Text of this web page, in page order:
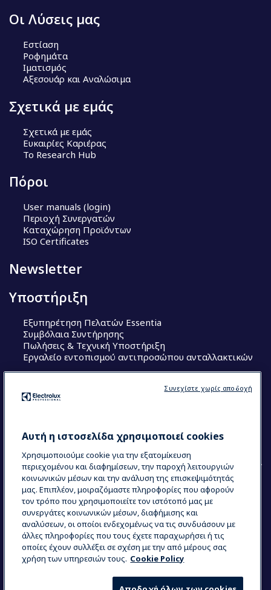
Οι Λύσεις μας
Εστίαση
Ροφημάτα
Ιματισμός
Αξεσουάρ και Αναλώσιμα
Σχετικά με εμάς
Σχετικά με εμάς
Ευκαιρίες Καριέρας
Το Research Hub
Πόροι
User manuals (login)
Περιοχή Συνεργατών
Καταχώρηση Προϊόντων
ISO Certificates
Newsletter
Υποστήριξη
Εξυπηρέτηση Πελατών Essentia
Συμβόλαια Συντήρησης
Πωλήσεις & Τεχνική Υποστήριξη
Εργαλείο εντοπισμού αντιπροσώπου ανταλλακτικών
Electrolux Professional Ακαδημία Chef
COUNTRY AND LANGUAGE
Η ΕΠΙΛΟΓΉ ΣΑΣ: ΕΛΛΗΝΙΚΆ
Data Privacy Statement
Cookie Policy
Όροι και προϋποθέσεις
Αυτή η ιστοσελίδα χρησιμοποιεί cookies
Χρησιμοποιούμε cookie για την εξατομίκευση
περιεχομένου και διαφημίσεων, την παροχή λειτουργιών
κοινωνικών μέσων και την ανάλυση της επισκεψιμότητάς
μας. Επιπλέον, μοιραζόμαστε πληροφορίες που αφορούν
τον τρόπο που χρησιμοποιείτε τον ιστότοπό μας με
συνεργάτες κοινωνικών μέσων, διαφήμισης και
αναλύσεων, οι οποίοι ενδεχομένως να τις συνδυάσουν με
άλλες πληροφορίες που τους έχετε παραχωρήσει ή τις
οποίες έχουν συλλέξει σε σχέση με την από μέρους σας
χρήση των υπηρεσιών τους. Cookie Policy
Συνεχίστε χωρίς αποδοχή